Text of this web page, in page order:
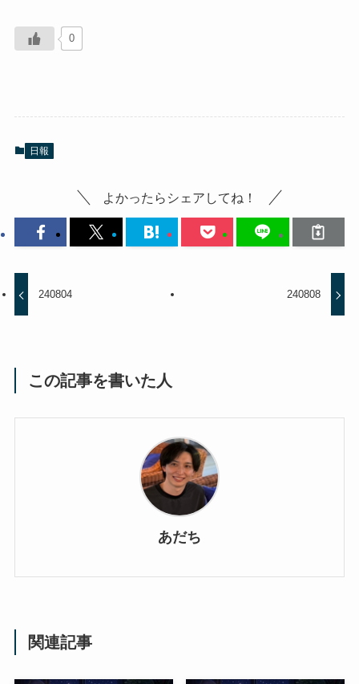
0
日報
よかったらシェアしてね！
240804 240808
この記事を書いた人
あだち
関連記事